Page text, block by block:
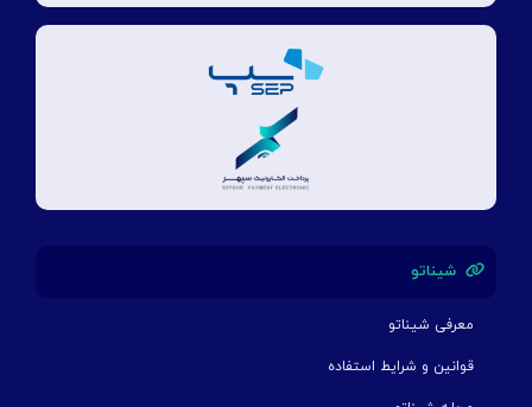
شیناتو
معرفی شیناتو
قوانین و شرایط استفاده